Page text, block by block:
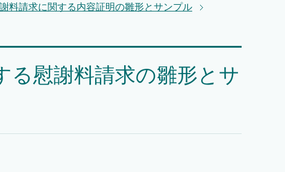
料請求に関する内容証明の雛形とサンプル
る慰謝料請求の雛形とサ